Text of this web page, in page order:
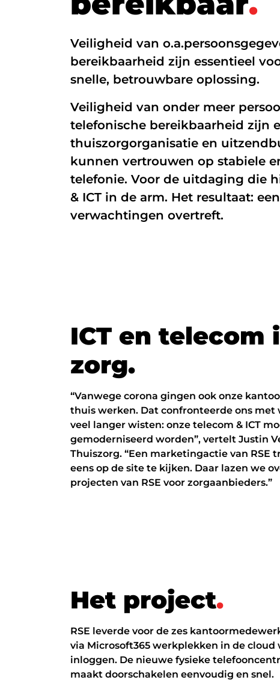
Zakelijk internet
Interne datanetwerken
Veiligheid van
bereikbaarheid zijn essentieel
snelle, betrouwbare oplossing.
Veiligheid van onder meer
telefonische bereikbaarheid zijn
thuiszorgorganisatie en
kunnen vertrouwen op stabiele
telefonie. Voor de uitdaging die
& ICT in de arm. Het resultaat:
verwachtingen overtreft.
ICT en telecom i
zorg.
“Vanwege corona gingen ook onze
thuis werken. Dat confronteerde ons
veel langer wisten: onze telecom & ICT
gemoderniseerd worden”, vertelt Justin
Thuiszorg. “Een marketingactie van RSE
eens op de site te kijken. Daar lazen we
projecten van RSE voor zorgaanbieders.”
Het project.
RSE leverde voor de zes
via Microsoft365 werkplekken in de
inloggen. De nieuwe fysieke
maakt doorschakelen eenvoudig en snel.